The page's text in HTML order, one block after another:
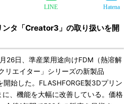
LINE Hatena
ンタ「Creator3」の取り扱いを開
26日、準産業用途向けFDM（熱溶解
リエイター」シリーズの新製品
開始した。FLASHFORGE製3Dプリン
、機能を大幅に改善している。価格